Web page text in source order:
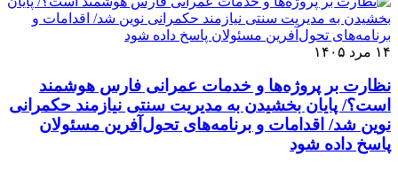
۱۴ مرد ۱۴۰۵
نظارت بر پروژه‌ها و خدمات عمرانی فارس هوشمند
است؟/ پایان بخشیدن به مدیریت سنتی نیازمند حکمرانی
نوین شد/ اقدامات و برنامه‌های تحول‌آفرین مسئولان
پاسخ داده شود